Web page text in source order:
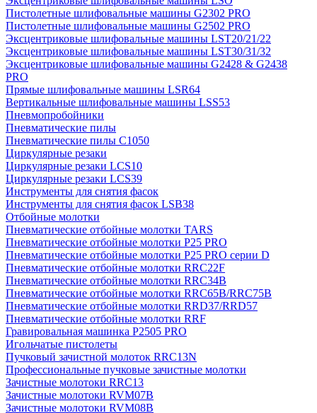
Пистолетные шлифовальные машины G2302 PRO
Пистолетные шлифовальные машины G2502 PRO
Эксцентриковые шлифовальные машины LST20/21/22
Эксцентриковые шлифовальные машины LST30/31/32
Эксцентриковые шлифовальные машины G2428 & G2438
PRO
Прямые шлифовальные машины LSR64
Вертикальные шлифовальные машины LSS53
Пневмопробойники
Пневматические пилы
Пневматические пилы C1050
Циркулярные резаки
Циркулярные резаки LCS10
Циркулярные резаки LCS39
Инструменты для снятия фасок
Инструменты для снятия фасок LSB38
Отбойные молотки
Пневматические отбойные молотки TARS
Пневматические отбойные молотки P25 PRO
Пневматические отбойные молотки P25 PRO серии D
Пневматические отбойные молотки RRC22F
Пневматические отбойные молотки RRC34B
Пневматические отбойные молотки RRC65B/RRC75B
Пневматические отбойные молотки RRD37/RRD57
Пневматические отбойные молотки RRF
Гравировальная машинка P2505 PRO
Игольчатые пистолеты
Пучковый зачистной молоток RRC13N
Профессиональные пучковые зачистные молотки
Зачистные молотоки RRC13
Зачистные молотоки RVM07B
Зачистные молотоки RVM08B